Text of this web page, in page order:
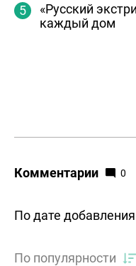
«Русский
каждый дом
Комментарии 0
По дате добавления
По популярности